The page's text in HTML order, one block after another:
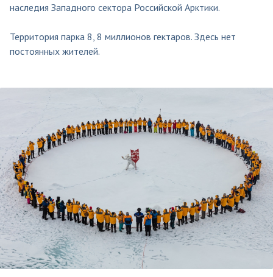
наследия Западного сектора Российской Арктики.
Территория парка 8, 8 миллионов гектаров. Здесь нет
постоянных жителей.